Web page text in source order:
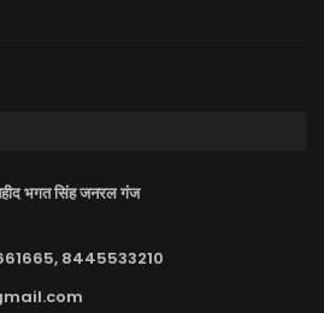
भगत सिंह जनरल गंज
8445533210